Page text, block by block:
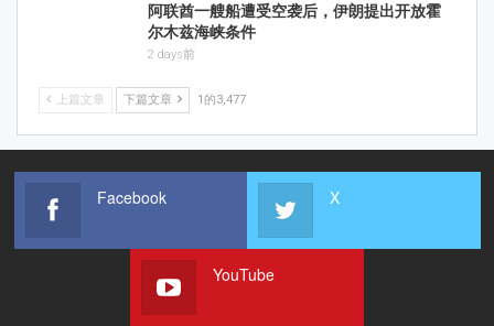
阿联酋一艘船遭受空袭后，伊朗提出开放霍
尔木兹海峡条件
2 days前
上篇文章 下篇文章 1的3,477
Facebook X
YouTube